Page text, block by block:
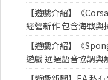
【遊戲介紹】《
經營新作 包含海戰與
【遊戲介紹】《
遊戲 通過語音協調與